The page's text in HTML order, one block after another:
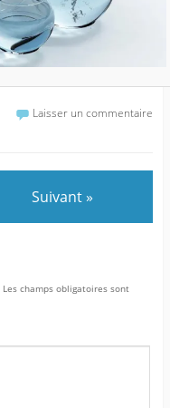
Laisser un commentaire
Suivant »
Les champs obligatoires sont